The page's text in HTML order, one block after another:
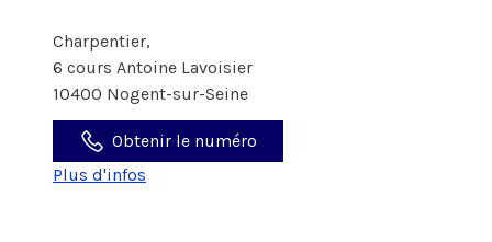
Charpentier,
6 cours Antoine Lavoisier
10400 Nogent-sur-Seine
Obtenir le numéro
Plus d'infos